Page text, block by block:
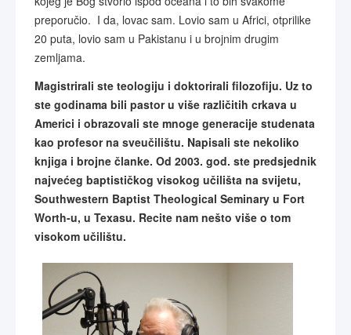
preporučio. I da, lovac sam. Lovio sam u Africi, otprilike
20 puta, lovio sam u Pakistanu i u brojnim drugim
zemljama.
Magistrirali ste teologiju i doktorirali filozofiju. Uz to
ste godinama bili pastor u više različitih crkava u
Americi i obrazovali ste mnoge generacije studenata
kao profesor na sveučilištu. Napisali ste nekoliko
knjiga i brojne članke. Od 2003. god. ste predsjednik
najvećeg baptističkog visokog učilišta na svijetu,
Southwestern Baptist Theological Seminary u Fort
Worth-u, u Texasu. Recite nam nešto više o tom
visokom učilištu.